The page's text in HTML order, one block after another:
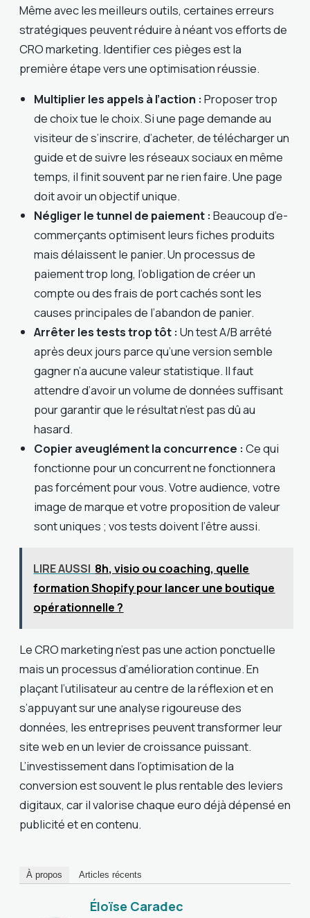
Même avec les meilleurs outils, certaines erreurs
stratégiques peuvent réduire à néant vos efforts de
CRO marketing. Identifier ces pièges est la
première étape vers une optimisation réussie.
Multiplier les appels à l’action : Proposer trop
de choix tue le choix. Si une page demande au
visiteur de s’inscrire, d’acheter, de télécharger un
guide et de suivre les réseaux sociaux en même
temps, il finit souvent par ne rien faire. Une page
doit avoir un objectif unique.
Négliger le tunnel de paiement : Beaucoup d’e-
commerçants optimisent leurs fiches produits
mais délaissent le panier. Un processus de
paiement trop long, l’obligation de créer un
compte ou des frais de port cachés sont les
causes principales de l’abandon de panier.
Arrêter les tests trop tôt : Un test A/B arrêté
après deux jours parce qu’une version semble
gagner n’a aucune valeur statistique. Il faut
attendre d’avoir un volume de données suffisant
pour garantir que le résultat n’est pas dû au
hasard.
Copier aveuglément la concurrence : Ce qui
fonctionne pour un concurrent ne fonctionnera
pas forcément pour vous. Votre audience, votre
image de marque et votre proposition de valeur
sont uniques ; vos tests doivent l’être aussi.
LIRE AUSSI 8h, visio ou coaching, quelle
formation Shopify pour lancer une boutique
opérationnelle ?
Le CRO marketing n’est pas une action ponctuelle
mais un processus d’amélioration continue. En
plaçant l’utilisateur au centre de la réflexion et en
s’appuyant sur une analyse rigoureuse des
données, les entreprises peuvent transformer leur
site web en un levier de croissance puissant.
L’investissement dans l’optimisation de la
conversion est souvent le plus rentable des leviers
digitaux, car il valorise chaque euro déjà dépensé en
publicité et en contenu.
À propos Articles récents
Éloïse Caradec